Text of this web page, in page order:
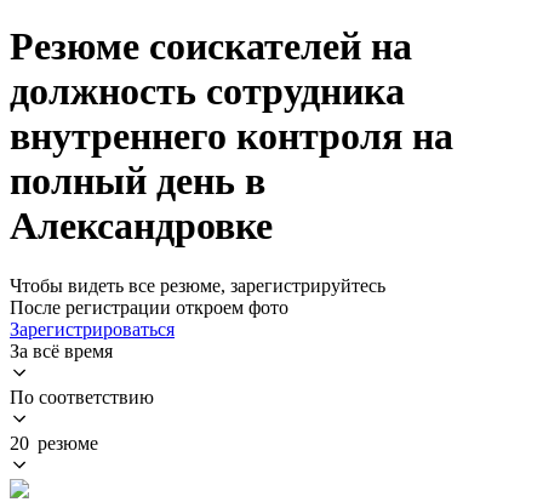
Резюме соискателей на
должность сотрудника
внутреннего контроля на
полный день в
Александровке
Чтобы видеть все резюме, зарегистрируйтесь
После регистрации откроем фото
Зарегистрироваться
За всё время
По соответствию
20 резюме